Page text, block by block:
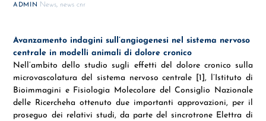
ADMIN News, news cnr
Avanzamento indagini sull’angiogenesi nel sistema nervoso
centrale in modelli animali di dolore cronico
Nell’ambito dello studio sugli effetti del dolore cronico sulla
microvascolatura del sistema nervoso centrale [1], l’Istituto di
Bioimmagini e Fisiologia Molecolare del Consiglio Nazionale
delle Ricercheha ottenuto due importanti approvazioni, per il
proseguo dei relativi studi, da parte del sincrotrone Elettra di